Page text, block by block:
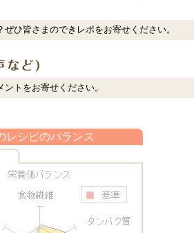
ひ皆さまのできレポをお寄せください。
トをお寄せください。
レシピのバランス